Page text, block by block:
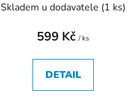
Skladem u dodavatele (1 ks)
599 Kč / ks
DETAIL